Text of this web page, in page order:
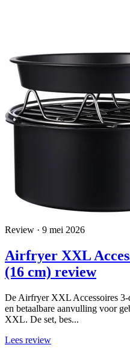
Review · 9 mei 2026
Airfryer XXL
(16 cm) review
De Airfryer XXL Accessoires 3-
en betaalbare aanvulling voor
XXL. De set, bes...
Lees review